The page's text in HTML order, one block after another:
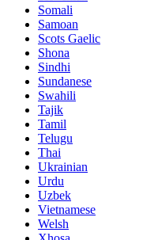
Somali
Samoan
Scots Gaelic
Shona
Sindhi
Sundanese
Swahili
Tajik
Tamil
Telugu
Thai
Ukrainian
Urdu
Uzbek
Vietnamese
Welsh